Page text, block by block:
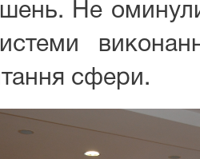
Не
сфери.